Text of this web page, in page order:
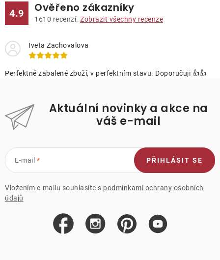
4.9 Ověřeno zákazníky
1610 recenzí. Zobrazit všechny recenze
Iveta Zachovalova
Perfektně zabalené zboží, v perfektním stavu. Doporučuji 👍👍
Aktuální novinky a akce na
váš e-mail
E-mail
Vložením e-mailu souhlasíte s podmínkami ochrany osobních
údajů
PŘIHLÁSIT SE